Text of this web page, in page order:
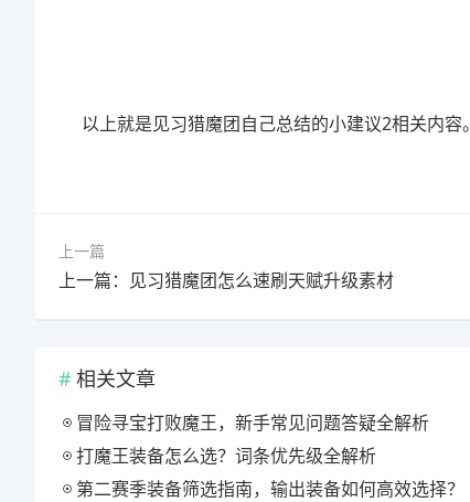
以上就是见习猎魔团自己总结的小建议2相关内容。
上一篇
上一篇：见习猎魔团怎么速刷天赋升级素材
相关文章
冒险寻宝打败魔王，新手常见问题答疑全解析
打魔王装备怎么选？词条优先级全解析
第二赛季装备筛选指南，输出装备如何高效选择？